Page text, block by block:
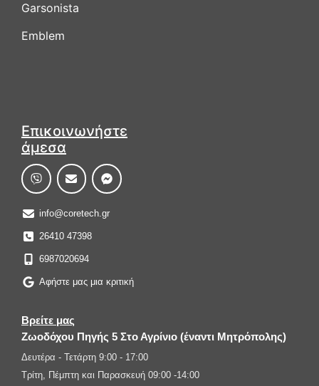
Garsonista
Emblem
Επικοινωνήστε
άμεσα
info@coretech.gr
26410 47398
6987020694
Αφήστε μας μια κριτική
Βρείτε μας
Ζωοδόχου Πηγής 5 Στο Αγρίνιο (έναντι Μητρόπολης)
Δευτέρα - Τετάρτη 9:00 - 17:00
Τρίτη, Πέμπτη και Παρασκευή 09:00 -14:00